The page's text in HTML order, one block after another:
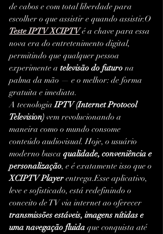
de cabos e com total liberdade para
escolher o que assistir e quando assistir.O
Teste IPTV XCIPTV é a chave para essa
nova era do entretenimento digital,
permitindo que qualquer pessoa
experimente a televisão do futuro na
palma da mão — e o melhor: de forma
gratuita e imediata.
A tecnologia IPTV (Internet Protocol
Television) vem revolucionando a
maneira como o mundo consome
conteúdo audiovisual. Hoje, o usuário
moderno busca qualidade, conveniência e
personalização, e é exatamente isso que o
XCIPTV Player entrega.Esse aplicativo,
leve e sofisticado, está redefinindo o
conceito de TV via internet ao oferecer
transmissões estáveis, imagens nítidas e
uma navegação fluida que conquista até